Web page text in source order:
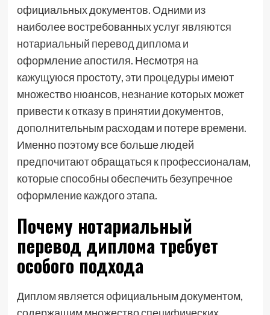
официальных документов. Одними из
наиболее востребованных услуг являются
нотариальный перевод диплома и
оформление апостиля. Несмотря на
кажущуюся простоту, эти процедуры имеют
множество нюансов, незнание которых может
привести к отказу в принятии документов,
дополнительным расходам и потере времени.
Именно поэтому все больше людей
предпочитают обращаться к профессионалам,
которые способны обеспечить безупречное
оформление каждого этапа.
Почему нотариальный
перевод диплома требует
особого подхода
Диплом является официальным документом,